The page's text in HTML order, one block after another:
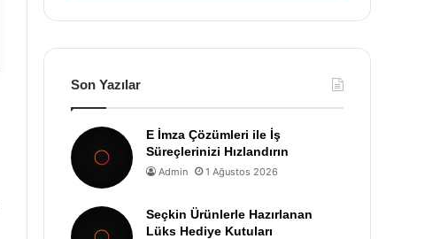
Son Yazılar
E İmza Çözümleri ile İş
Süreçlerinizi Hızlandırın
Admin 1 Ağustos 2026
Seçkin Ürünlerle Hazırlanan
Lüks Hediye Kutuları